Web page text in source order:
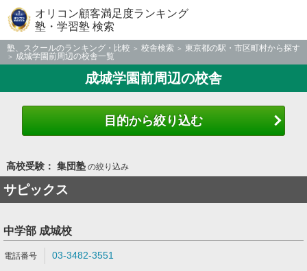
オリコン顧客満足度ランキング
塾・学習塾 検索
塾、スクールのランキング・比較 校舎検索
東京都の駅・市区町村から探す
成城学園前周辺の校舎一覧
成城学園前周辺の校舎
目的から絞り込む
高校受験： 集団塾の絞り込み
サピックス
中学部 成城校
03-3482-3551